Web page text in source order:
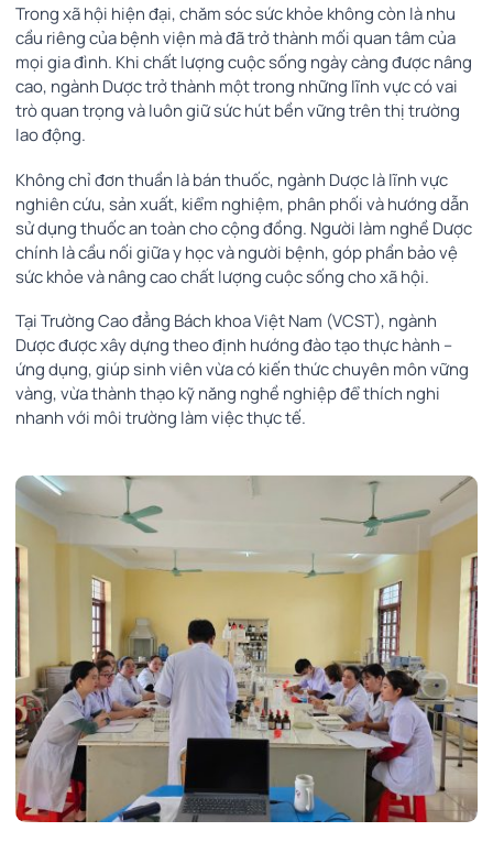
Trong xã hội hiện đại, chăm sóc sức khỏe không còn là nhu
cầu riêng của bệnh viện mà đã trở thành mối quan tâm của
mọi gia đình. Khi chất lượng cuộc sống ngày càng được nâng
cao, ngành Dược trở thành một trong những lĩnh vực có vai
trò quan trọng và luôn giữ sức hút bền vững trên thị trường
lao động.
Không chỉ đơn thuần là bán thuốc, ngành Dược là lĩnh vực
nghiên cứu, sản xuất, kiểm nghiệm, phân phối và hướng dẫn
sử dụng thuốc an toàn cho cộng đồng. Người làm nghề Dược
chính là cầu nối giữa y học và người bệnh, góp phần bảo vệ
sức khỏe và nâng cao chất lượng cuộc sống cho xã hội.
Tại Trường Cao đẳng Bách khoa Việt Nam (VCST), ngành
Dược được xây dựng theo định hướng đào tạo thực hành –
ứng dụng, giúp sinh viên vừa có kiến thức chuyên môn vững
vàng, vừa thành thạo kỹ năng nghề nghiệp để thích nghi
nhanh với môi trường làm việc thực tế.